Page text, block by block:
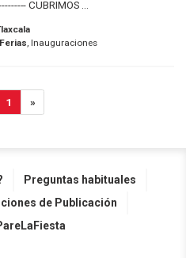
CUBRIMOS ...
Ferias, Inauguraciones
1 »
Preguntas habituales
de Publicación